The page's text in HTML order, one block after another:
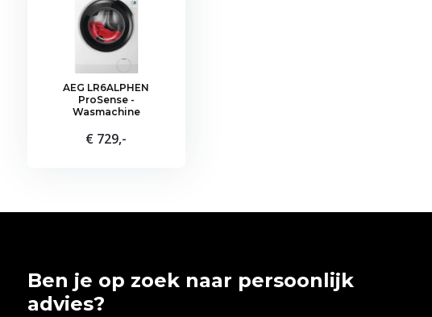
AEG LR6ALPHEN
ProSense -
Wasmachine
€ 729,-
Ben je op zoek naar persoonlijk
advies?